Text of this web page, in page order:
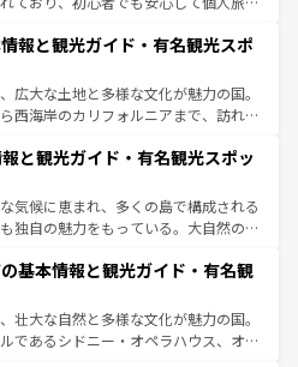
ほしい。
る町や、スイスならではのユニークな
プス観光だけでなく町歩きも満喫する
の所得が高いため物価も高いが、旅行
供のサービスもあり、うまく活用すれ
コンテンツ一覧を参照してほしい。
報と観光ガイド・有名観光スポ
広大な土地と多様な文化が魅力の国。
西海岸のカリフォルニアまで、訪れる
、観光、ショッピング、エンターテイ
刺激的なスポットだ。一方、アメリカ
がり、グランドキャニオンやイエロー
いった絶景が堪能できる。さらに、南
はアメリカの各地域で異なる魅力を楽
様性と豊かな歴史を感じることができ
ードトリップや列車の旅も、アメリカ
だ。 なお、新着のアメリカ
覧 を参照してほしい。
と観光ガイド・有名観光スポッ
気候に恵まれ、多くの島で構成される
独自の魅力をもっている。大自然の神
。また、定番の観光地といえばオアフ
を求めるならマウイ島やカウアイ島が
ドグリーンに輝く海をはじめ、豊かな
ている。「アロハスピリット」と呼ば
基本情報と観光ガイド・有名観
壮大な自然と多様な文化が魅力の国。
であるシドニー・オペラハウス、オー